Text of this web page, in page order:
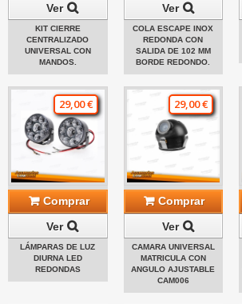
Ver
KIT CIERRE
CENTRALIZADO
UNIVERSAL CON
MANDOS.
Ver
COLA ESCAPE INOX
REDONDA CON
SALIDA DE 102 MM
BORDE REDONDO.
29,00 €
Comprar
Ver
LÁMPARAS DE LUZ
DIURNA LED
REDONDAS
29,00 €
Comprar
Ver
CAMARA UNIVERSAL
MATRICULA CON
ANGULO AJUSTABLE
CAM006